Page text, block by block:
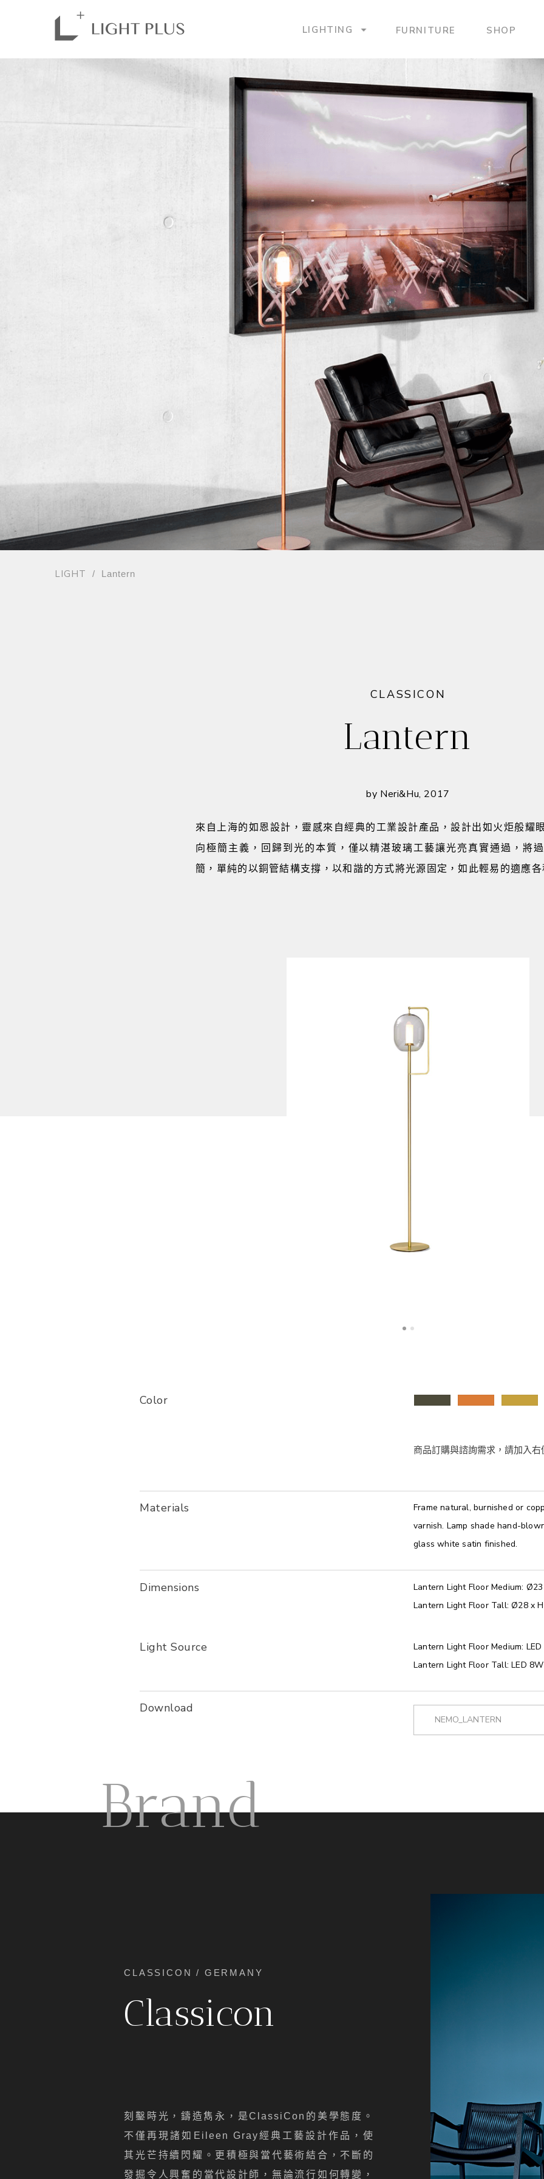
LIGHTING FURNITURE SHOP
Lantern
CLASSICON
by Neri&Hu, 2017
來自上海的如恩設計，靈感來自經典的工業設計產品，設計出如火炬般耀
向極簡主義，回歸到光的本質，僅以精湛玻璃工藝讓光亮真實通過，將
簡，單純的以銅管結構支撐，以和諧的方式將光源固定，如此輕易的適應
Color
LIGHT / Lantern
Materials
Frame natural, burnished or
varnish. Lamp shade hand-
glass white satin finished.
Dimensions
Lantern Light Floor Medium:
Lantern Light Floor Tall: Ø28 x
Light Source
Lantern Light Floor Medium:
Lantern Light Floor Tall: LED
Download
NEMO_LANTERN
Brand
CLASSICON / GERMANY
Classicon
刻鑿時光，鑄造雋永，是ClassiCon的美學態度。
不僅再現諸如Eileen Gray經典工藝設計作品，使
其光芒持續閃耀。更積極與當代藝術結合，不斷的
發掘令人興奮的當代設計師，無論流行如何轉變，